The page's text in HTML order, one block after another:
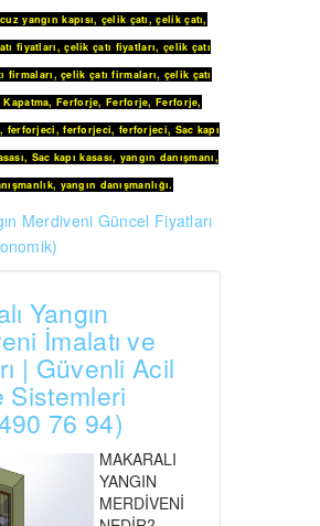
yangın kapısı, çelik çatı,çelik çatı,
fiyatları,çelik çatı fiyatları, çelik çatı
firmaları,çelik çatı firmaları, çelik çatı
Kapatma,Ferforje,Ferforje,Ferforje,
, ferforjeci,ferforjeci, ferforjeci, Sac kapı
, Sac kapı kasası, yangın danışmanı,
, yangın danışmanlığı.
Merdiveni Güncel Fiyatları
Yangın
İmalatı ve
| Güvenli Acil
Sistemleri
76 94)
MAKARALI
YANGIN
MERDİVENİ